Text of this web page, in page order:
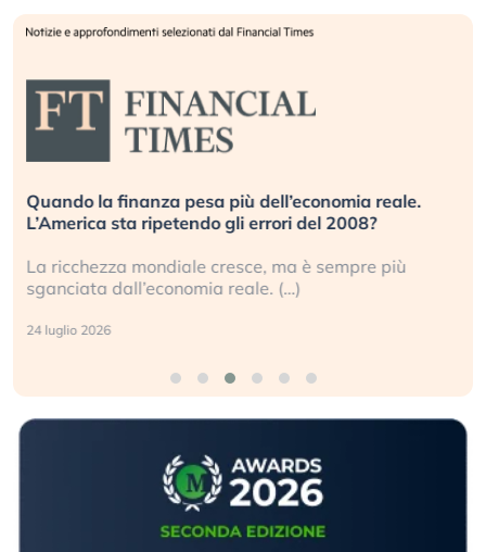
Quando la finanza pesa più dell’economia reale.
L’America sta ripetendo gli errori del 2008?
La ricchezza mondiale cresce, ma è sempre più
sganciata dall’economia reale. (…)
24 luglio 2026